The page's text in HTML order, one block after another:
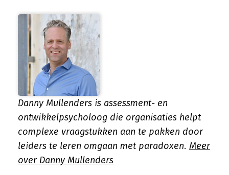
Danny Mullenders is assessment- en
ontwikkelpsycholoog die organisaties helpt
complexe vraagstukken aan te pakken door
leiders te leren omgaan met paradoxen. Meer
over Danny Mullenders